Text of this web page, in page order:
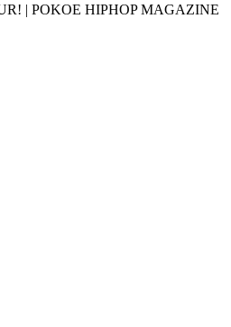
| POKOE HIPHOP MAGAZINE